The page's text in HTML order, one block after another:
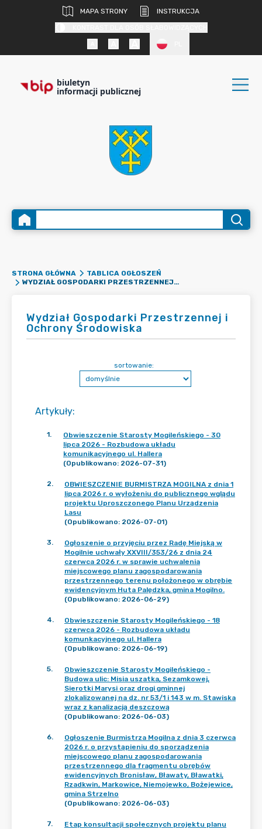
MAPA STRONY
INSTRUKCJA
biuletyn
informacji publicznej
STRONA GŁÓWNA
TABLICA OGŁOSZEŃ
WYDZIAŁ GOSPODARKI PRZESTRZENNEJ I OCHRONY ŚRODOWISKA
Wydział Gospodarki Przestrzennej i
Ochrony Środowiska
Artykuły:
sortowanie:
1.
Obwieszczenie Starosty Mogileńskiego - 30
lipca 2026 - Rozbudowa układu
komunikacyjnego ul. Hallera
(Opublikowano: 2026-07-31)
2.
OBWIESZCZENIE BURMISTRZA MOGILNA z dnia 1
lipca 2026 r. o wyłożeniu do publicznego wglądu
projektu Uproszczonego Planu Urządzenia
Lasu
(Opublikowano: 2026-07-01)
3.
Ogłoszenie o przyjęciu przez Radę Miejską w
Mogilnie uchwały XXVIII/353/26 z dnia 24
czerwca 2026 r. w sprawie uchwalenia
miejscowego planu zagospodarowania
przestrzennego terenu położonego w obrębie
ewidencyjnym Huta Palędzka, gmina Mogilno.
(Opublikowano: 2026-06-29)
4.
Obwieszczenie Starosty Mogileńskiego - 18
czerwca 2026 - Rozbudowa układu
komunkacyjnego ul. Hallera
(Opublikowano: 2026-06-19)
5.
Obwieszczenie Starosty Mogileńskiego -
Budowa ulic: Misia uszatka, Sezamkowej,
Sierotki Marysi oraz drogi gminnej
zlokalizowanej na dz. nr 53/1 i 143 w m. Stawiska
wraz z kanalizacją deszczową
(Opublikowano: 2026-06-03)
6.
Ogłoszenie Burmistrza Mogilna z dnia 3 czerwca
2026 r. o przystąpieniu do sporządzenia
miejscowego planu zagospodarowania
przestrzennego dla fragmentu obrębów
ewidencyjnych Bronisław, Bławaty, Bławatki,
Rzadkwin, Markowice, Niemojewko, Bożejewice,
gmina Strzelno
(Opublikowano: 2026-06-03)
7.
Etap konsultacji społecznych projektu planu